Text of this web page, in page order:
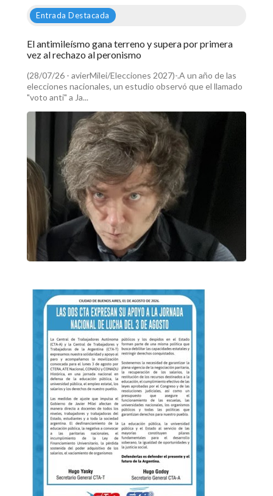
Entrada Destacada
El antimileísmo gana terreno y supera por primera
vez al rechazo al peronismo
(28/07/26 - avierMilei/Elecciones 2027)-.A un año de las
elecciones nacionales, un estudio observó que el llamado
"voto anti" a Ja...